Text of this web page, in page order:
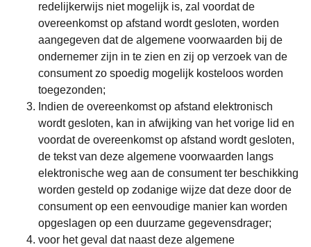
redelijkerwijs niet mogelijk is, zal voordat de
overeenkomst op afstand wordt gesloten, worden
aangegeven dat de algemene voorwaarden bij de
ondernemer zijn in te zien en zij op verzoek van de
consument zo spoedig mogelijk kosteloos worden
toegezonden;
Indien de overeenkomst op afstand elektronisch
wordt gesloten, kan in afwijking van het vorige lid en
voordat de overeenkomst op afstand wordt gesloten,
de tekst van deze algemene voorwaarden langs
elektronische weg aan de consument ter beschikking
worden gesteld op zodanige wijze dat deze door de
consument op een eenvoudige manier kan worden
opgeslagen op een duurzame gegevensdrager;
voor het geval dat naast deze algemene